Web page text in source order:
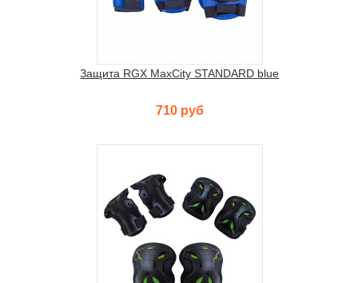
Защита RGX MaxCity STANDARD blue
710 руб